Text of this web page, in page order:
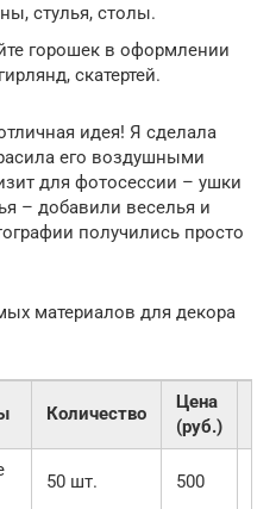
стулья, столы.
горошек в оформлении
скатертей.
идея! Я сделала
его воздушными
для фотосессии – ушки
– добавили веселья и
получились просто
материалов для декора
Количество
Цена
(руб.)
50 шт. 500